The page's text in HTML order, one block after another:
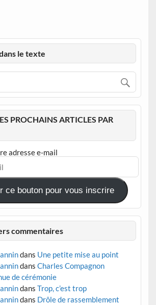
le texte
PROCHAINS ARTICLES PAR
adresse e-mail
ce bouton pour vous inscrire
commentaires
dans Une petite mise au point
dans Charles Compagnon
de cérémonie
dans Trop, c’est trop
dans Drôle de rassemblement